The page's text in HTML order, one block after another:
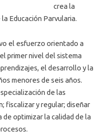
crea la
Educación Parvularia.
el esfuerzo orientado a
primer nivel del sistema
el desarrollo y la
menores de seis años.
de las
fiscalizar y regular; diseñar
optimizar la calidad de la